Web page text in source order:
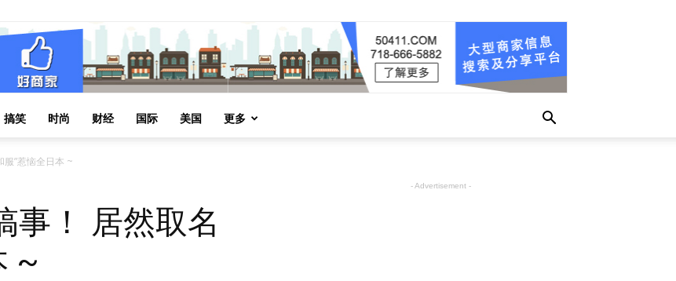
搞笑 时尚 财经 国际 美国 更多
服”惹恼全日本 ~
事！ 居然取名
~
- Advertisement -